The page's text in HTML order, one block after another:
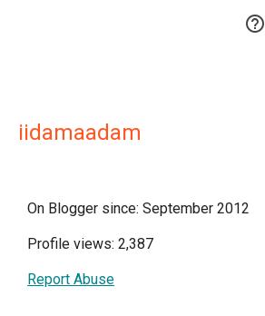

iidamaadam
On Blogger since: September 2012
Profile views: 2,387
Report Abuse